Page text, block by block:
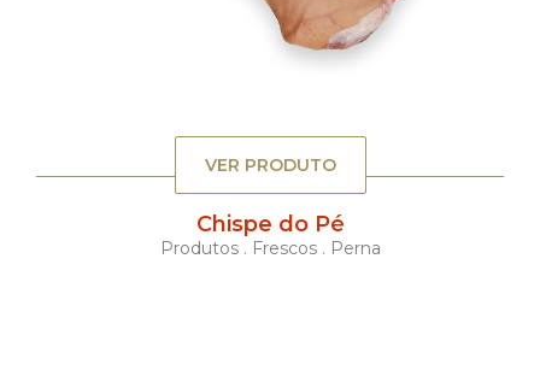
VER PRODUTO
Chispe do Pé
Produtos . Frescos . Perna